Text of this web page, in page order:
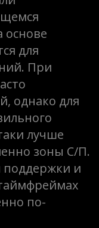
основе
для
При
однако для
лучше
зоны С/П.
поддержки и
по-